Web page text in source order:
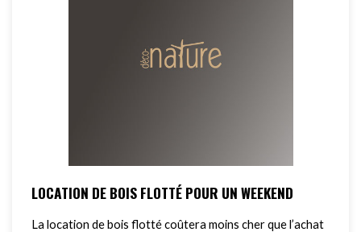
LOCATION DE BOIS FLOTTÉ POUR UN WEEKEND
La location de bois flotté coûtera moins cher que l’achat